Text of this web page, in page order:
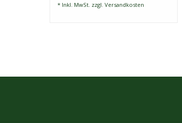
* Inkl. MwSt. zzgl. Versandkosten